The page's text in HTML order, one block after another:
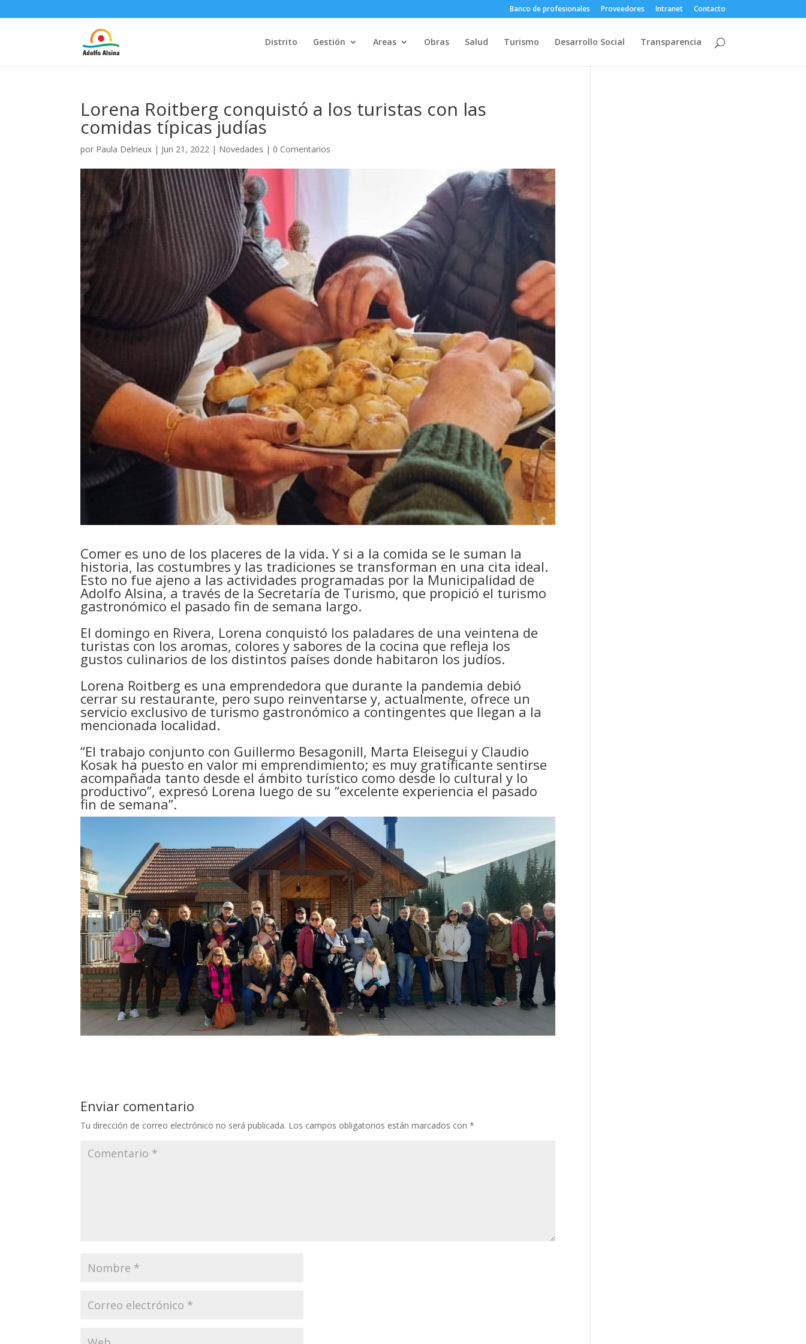
Banco de profesionales Proveedores Intranet Contacto
Distrito Gestión Areas Obras Salud Turismo Desarrollo Social Transparencia
Lorena Roitberg conquistó a los turistas con las
comidas típicas judías
por Paula Delrieux | Jun 21, 2022 | Novedades | 0 Comentarios
Comer es uno de los placeres de la vida. Y si a la comida se le suman la
historia, las costumbres y las tradiciones se transforman en una cita ideal.
Esto no fue ajeno a las actividades programadas por la Municipalidad de
Adolfo Alsina, a través de la Secretaría de Turismo, que propició el turismo
gastronómico el pasado fin de semana largo.
El domingo en Rivera, Lorena conquistó los paladares de una veintena de
turistas con los aromas, colores y sabores de la cocina que refleja los
gustos culinarios de los distintos países donde habitaron los judíos.
Lorena Roitberg es una emprendedora que durante la pandemia debió
cerrar su restaurante, pero supo reinventarse y, actualmente, ofrece un
servicio exclusivo de turismo gastronómico a contingentes que llegan a la
mencionada localidad.
“El trabajo conjunto con Guillermo Besagonill, Marta Eleisegui y Claudio
Kosak ha puesto en valor mi emprendimiento; es muy gratificante sentirse
acompañada tanto desde el ámbito turístico como desde lo cultural y lo
productivo”, expresó Lorena luego de su “excelente experiencia el pasado
fin de semana”.
Enviar comentario
Tu dirección de correo electrónico no será publicada. Los campos obligatorios están marcados con*